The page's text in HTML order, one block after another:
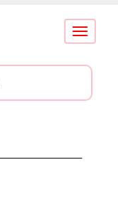
Conmutar